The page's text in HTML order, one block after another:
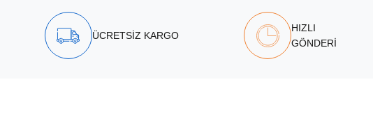
ÜCRETSİZ KARGO
HIZLI
GÖNDERİ